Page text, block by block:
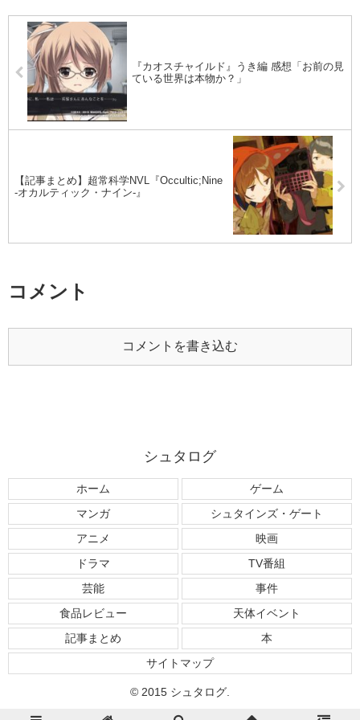
『カオスチャイルド』うき編 感想「お前の見
ている世界は本物か？」
【記事まとめ】超常科学NVL『Occultic;Nine
-オカルティック・ナイン-』
コメント
コメントを書き込む
シュタログ
ホーム
ゲーム
マンガ
シュタインズ・ゲート
アニメ
映画
ドラマ
TV番組
芸能
事件
食品レビュー
天体イベント
記事まとめ
本
サイトマップ
© 2015 シュタログ.